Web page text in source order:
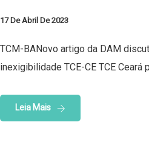
17 De Abril De 2023
TCM-BANovo artigo da DAM
inexigibilidade TCE-CE TCE Ceará
Leia Mais